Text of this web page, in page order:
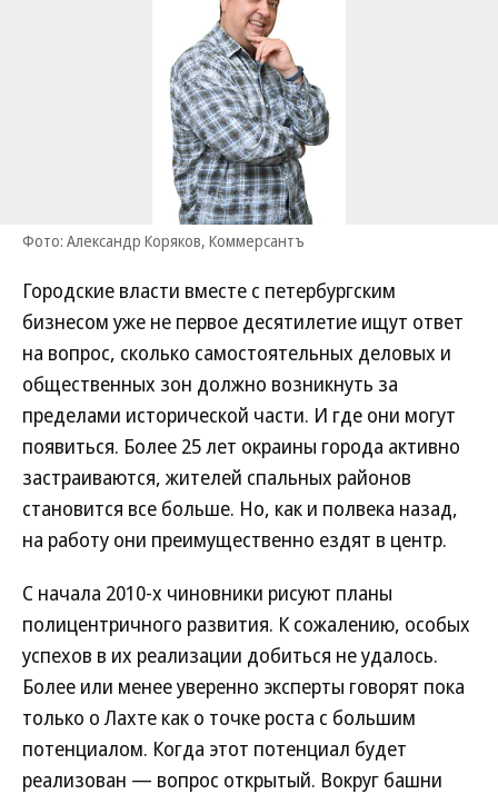
Фото: Александр Коряков, Коммерсантъ
Городские власти вместе с петербургским
бизнесом уже не первое десятилетие ищут ответ
на вопрос, сколько самостоятельных деловых и
общественных зон должно возникнуть за
пределами исторической части. И где они могут
появиться. Более 25 лет окраины города активно
застраиваются, жителей спальных районов
становится все больше. Но, как и полвека назад,
на работу они преимущественно ездят в центр.
С начала 2010-х чиновники рисуют планы
полицентричного развития. К сожалению, особых
успехов в их реализации добиться не удалось.
Более или менее уверенно эксперты говорят пока
только о Лахте как о точке роста с большим
потенциалом. Когда этот потенциал будет
реализован — вопрос открытый. Вокруг башни